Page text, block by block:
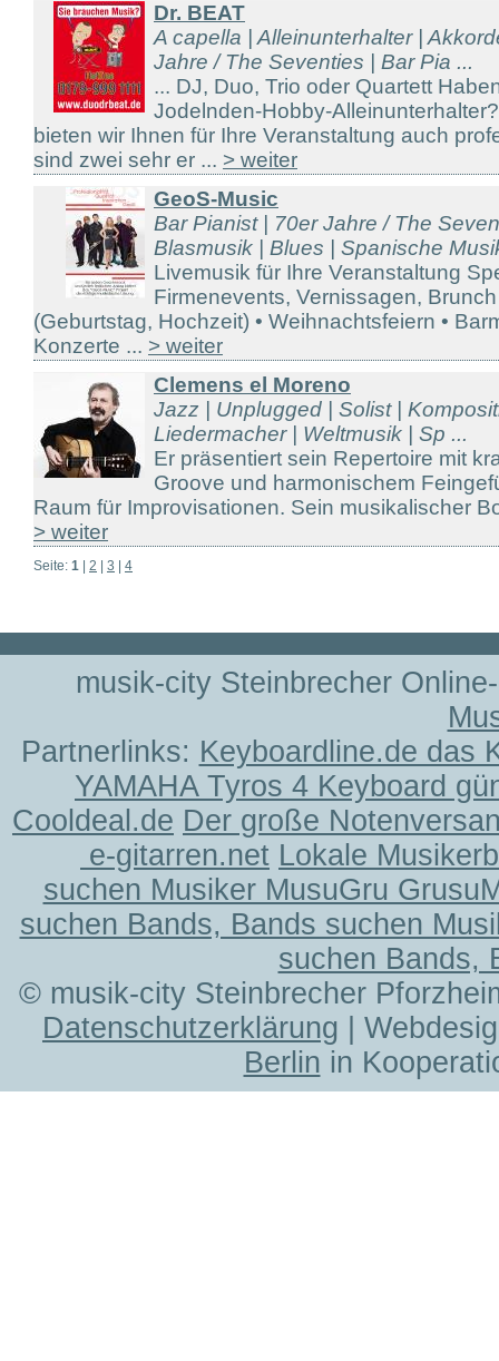
Dr. BEAT
A capella | Alleinunterhalter |
Jahre / The Seventies | Bar Pia ...
... DJ, Duo, Trio oder Quartett
Jodelnden-Hobby-
bieten wir Ihnen für Ihre Veranstaltung auch
sind zwei sehr er ... > weiter
GeoS-Music
Bar Pianist | 70er Jahre / The
Blasmusik | Blues | Spanische
Livemusik für Ihre Veranstaltung
Firmenevents, Vernissagen,
(Geburtstag, Hochzeit) • Weihnachtsfeiern •
Konzerte ... > weiter
Clemens el Moreno
Jazz | Unplugged | Solist |
Liedermacher | Weltmusik | Sp ...
Er präsentiert sein Repertoire mit
Groove und harmonischem
Raum für Improvisationen. Sein musikalischer
> weiter
Seite: 1 2 3 4
musik-city Steinbrecher
Partnerlinks: Keyboardline.de das
YAMAHA Tyros 4 Keyboard
Cooldeal.de Der große
e-gitarren.net Lokale
suchen Musiker MusuGru
suchen Bands, Bands suchen
suchen Bands,
© musik-city Steinbrecher
Datenschutzerklärung |
Berlin in